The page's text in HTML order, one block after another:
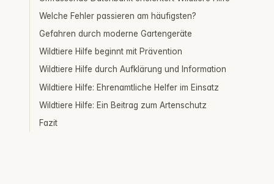
Welche Fehler passieren am häufigsten?
Gefahren durch moderne Gartengeräte
Wildtiere Hilfe beginnt mit Prävention
Wildtiere Hilfe durch Aufklärung und Information
Wildtiere Hilfe: Ehrenamtliche Helfer im Einsatz
Wildtiere Hilfe: Ein Beitrag zum Artenschutz
Fazit